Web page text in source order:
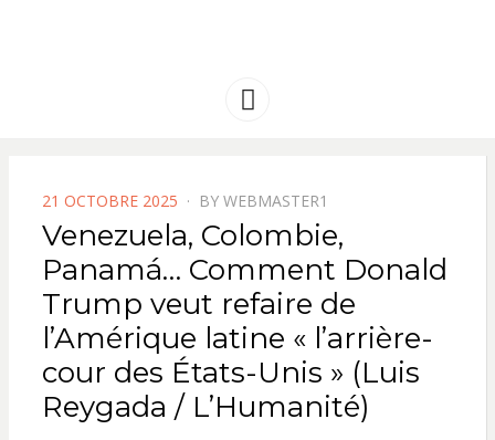
AMERIQUE
Menu
POSTED
ON
21 OCTOBRE 2025 BY WEBMASTER1
Venezuela, Colombie,
Panamá… Comment Donald
Trump veut refaire de
l’Amérique latine « l’arrière-
cour des États-Unis » (Luis
Reygada / L’Humanité)